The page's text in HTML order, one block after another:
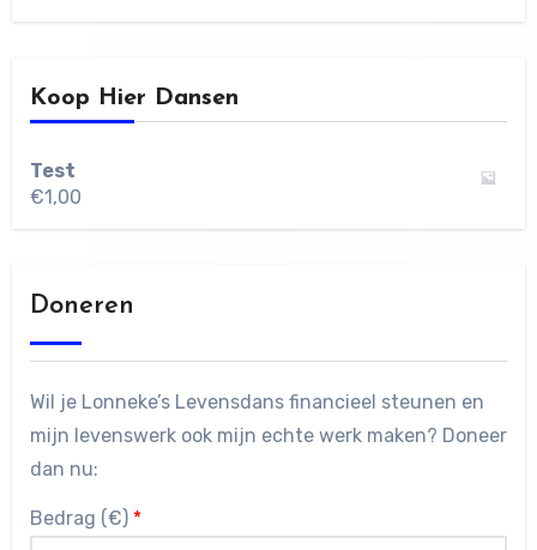
Koop Hier Dansen
Test
€1,00
Doneren
Wil je Lonneke’s Levensdans financieel steunen en
mijn levenswerk ook mijn echte werk maken? Doneer
dan nu:
Bedrag (€) *